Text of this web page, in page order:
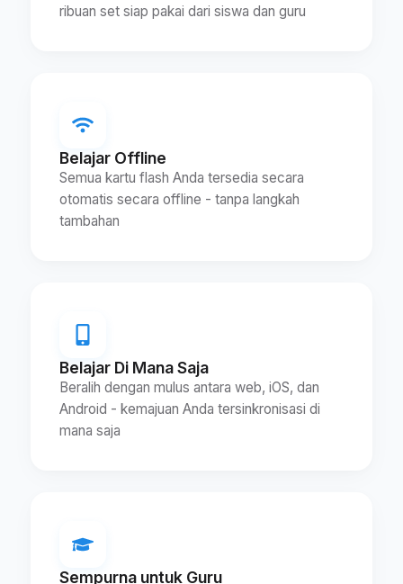
ribuan set siap pakai dari siswa dan guru
Belajar Offline
Semua kartu flash Anda tersedia secara
otomatis secara offline - tanpa langkah
tambahan
Belajar Di Mana Saja
Beralih dengan mulus antara web, iOS, dan
Android - kemajuan Anda tersinkronisasi di
mana saja
Sempurna untuk Guru